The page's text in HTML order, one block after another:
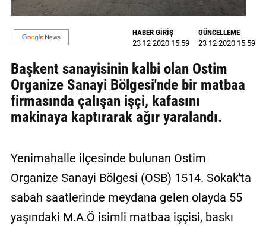
BİZE
ULAŞIN
İletişim
Gizlilik
Sözleşmesi
Sözleşmesi
HABER GİRİŞ
23 12 2020 15:59
GÜNCELLEME
23 12 2020 15:59
Başkent sanayisinin kalbi olan Ostim
Organize Sanayi Bölgesi'nde bir matbaa
firmasında çalışan işçi, kafasını
makinaya kaptırarak ağır yaralandı.
Yenimahalle ilçesinde bulunan Ostim
Organize Sanayi Bölgesi (OSB) 1514. Sokak'ta
sabah saatlerinde meydana gelen olayda 55
yaşındaki M.A.Ö isimli matbaa işçisi, baskı